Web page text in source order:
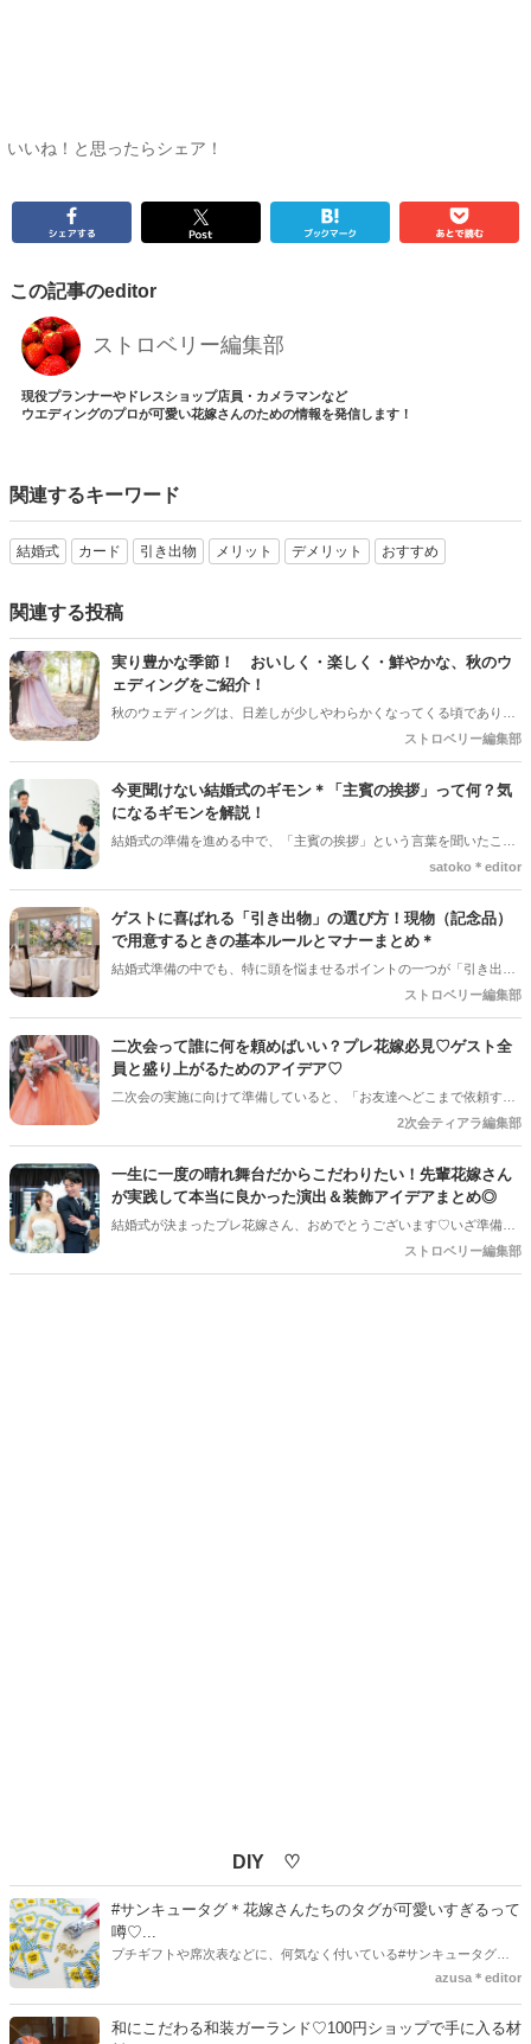
いいね！と思ったらシェア！
この記事のeditor
ストロベリー編集部
現役プランナーやドレスショップ店員・カメラマンなど
ウエディングのプロが可愛い花嫁さんのための情報を発信します！
関連するキーワード
結婚式 カード 引き出物 メリット デメリット おすすめ
関連する投稿
実り豊かな季節！ おいしく・楽しく・鮮やかな、秋のウ
ェディングをご紹介！
秋のウェディングは、日差しが少しやわらかくなってくる頃であり、
色々なことへの行動的がみなぎってくる季節。同時に、おいしいもの
クして準備を進めましょう♪
ストロベリー編集部
今更聞けない結婚式のギモン＊「主賓の挨拶」って何？気
になるギモンを解説！
結婚式の準備を進める中で、「主賓の挨拶」という言葉を聞いたこと
がある人は多いのではないでしょうか＊ですが、具体的に何をするの
ん。特に初めて結婚式を挙げる新郎新婦さんにとっては、「どんな基
準で選べばいいの？」「頼まれた側はどんなことを話すの？」とギモ
ンが尽きない部分でもあるかと思います＊そこで今回の記事では、
「主賓の挨拶」についての基本的な知識やお願いする相手の選び方、
satoko＊editor
ゲストに喜ばれる「引き出物」の選び方！現物（記念品）
で用意するときの基本ルールとマナーまとめ＊
結婚式準備の中でも、特に頭を悩ませるポイントの一つが「引き出物
とっても便利でスマートな選択肢ですが、「やっぱり当日に持って帰
るズッシリした袋を見るのも、結婚式の醍醐味だったりするよね」
「お皿やブランド食器など、こだわりの形あるものを贈りたい！」と
いう花嫁さんも多いはず。 そこで今回は、あえて「現物（記念品）」
で引き出物を用意する場合の基本ルールと、ゲストさんに喜ばれる考
え方をしっかり解説します。これさえ読めば、引き出物選びの迷いが
すっきり解消しますよ！
ストロベリー編集部
二次会って誰に何を頼めばいい？プレ花嫁必見♡ゲスト全
員と盛り上がるためのアイデア♡
二次会の実施に向けて準備していると、「お友達へどこまで依頼する
のか」と悩まれている花嫁さんを多く見かけます◎ 「二次会の幹事を
している…！」など考えていると、誰に何を依頼すればいいのだろ
う・・・！ と結婚式準備にあわせてまたまた悩みが増えてしまうもの
です＊
2次会ティアラ編集部
一生に一度の晴れ舞台だからこだわりたい！先輩花嫁さん
が実践して本当に良かった演出＆装飾アイデアまとめ◎
結婚式が決まったプレ花嫁さん、おめでとうございます♡いざ準備を
始めると、「何から手をつければいいの？」「他の人はどんなことを
ストロベリー編集部
DIY ♡
#サンキュータグ＊花嫁さんたちのタグが可愛いすぎるって
噂♡...
プチギフトや席次表などに、何気なく付いている#サンキュータグ実
はほとんどの花嫁さんが手作りしてるってご存知でしたか！？あるの
ま、付いてた方が断然可愛い♡そんなプレ花嫁さんたちの#サンキュー
azusa＊editor
和にこだわる和装ガーランド♡100円ショップで手に入る材